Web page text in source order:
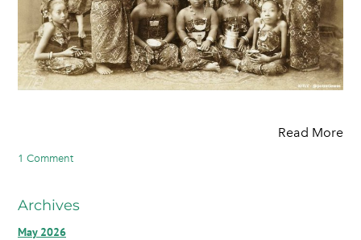
Read More
1 Comment
Archives
May 2026